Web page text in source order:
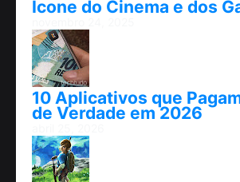
Ícone do Cinema e dos
10 Aplicativos que
de Verdade em 2026